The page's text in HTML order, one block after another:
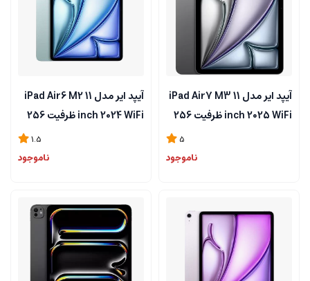
آیپد ایر مدل iPad Air7 M3 11
inch 2025 WiFi ظرفیت 256
5
ناموجود
آیپد ایر مدل iPad Air6 M2 11
inch 2024 WiFi ظرفیت 256
1.5
ناموجود